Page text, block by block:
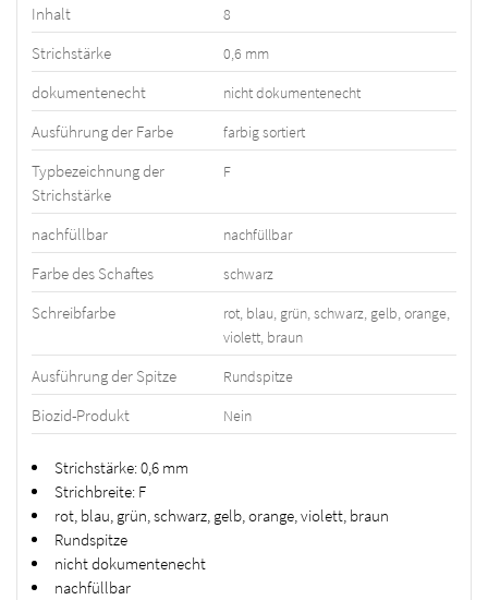
Inhalt 8
Strichstärke 0,6 mm
dokumentenecht nicht dokumentenecht
Ausführung der Farbe farbig sortiert
Typbezeichnung der
Strichstärke
F
nachfüllbar nachfüllbar
Farbe des Schaftes schwarz
Schreibfarbe
rot, blau, grün, schwarz, gelb, orange,
violett, braun
Ausführung der Spitze Rundspitze
Biozid-Produkt Nein
Strichstärke: 0,6 mm
Strichbreite: F
rot, blau, grün, schwarz, gelb, orange, violett, braun
Rundspitze
nicht dokumentenecht
nachfüllbar